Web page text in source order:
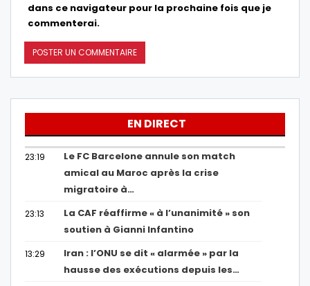
dans ce navigateur pour la prochaine fois que je
commenterai.
EN DIRECT
23:19
Le FC Barcelone annule son match
amical au Maroc après la crise
migratoire à…
23:13
La CAF réaffirme « à l’unanimité » son
soutien à Gianni Infantino
13:29
Iran : l’ONU se dit « alarmée » par la
hausse des exécutions depuis les…